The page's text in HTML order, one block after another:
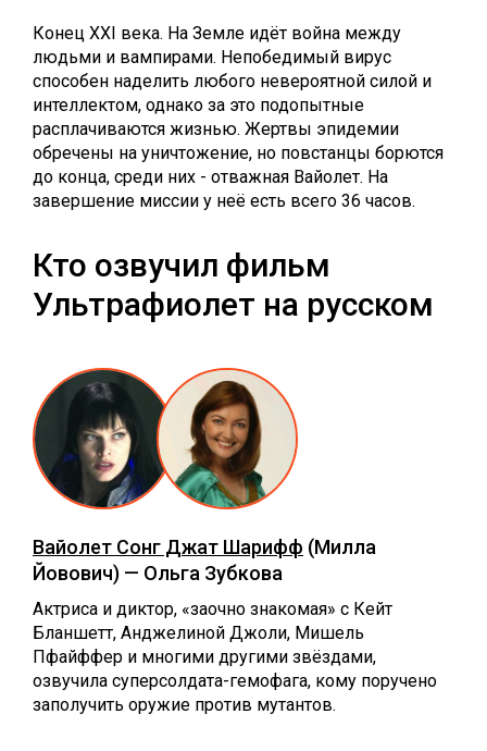
Конец XXI века. На Земле идёт война между
людьми и вампирами. Непобедимый вирус
способен наделить любого невероятной силой и
интеллектом, однако за это подопытные
расплачиваются жизнью. Жертвы эпидемии
обречены на уничтожение, но повстанцы борются
до конца, среди них - отважная Вайолет. На
завершение миссии у неё есть всего 36 часов.
Кто озвучил фильм
Ультрафиолет на русском
Вайолет Сонг Джат Шарифф (Милла
Йовович) — Ольга Зубкова
Актриса и диктор, «заочно знакомая» с Кейт
Бланшетт, Анджелиной Джоли, Мишель
Пфайффер и многими другими звёздами,
озвучила суперсолдата-гемофага, кому поручено
заполучить оружие против мутантов.